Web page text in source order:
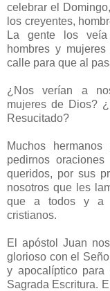
celebrar el
los creyentes,
La gente los veía
hombres y
calle para que al
¿Nos verían a
mujeres de Dios?
Resucitado?
Muchos
pedirnos
queridos, por sus
nosotros que les
que a todos y a
cristianos.
El apóstol Juan
glorioso con el
y apocalíptico para
Sagrada Escritura.